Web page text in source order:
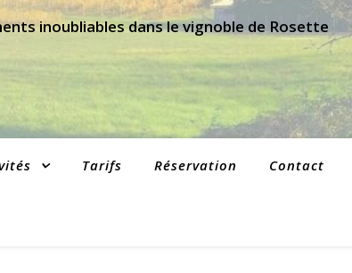
inoubliables dans le vignoble de Rosette
Tarifs Réservation Contact